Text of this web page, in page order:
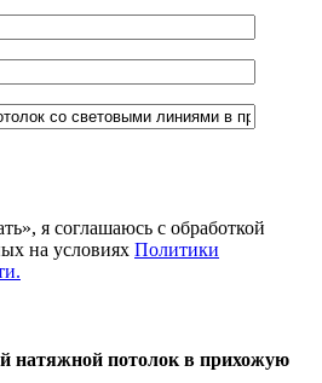
я соглашаюсь c обработкой
на условиях Политики
натяжной потолок в прихожую